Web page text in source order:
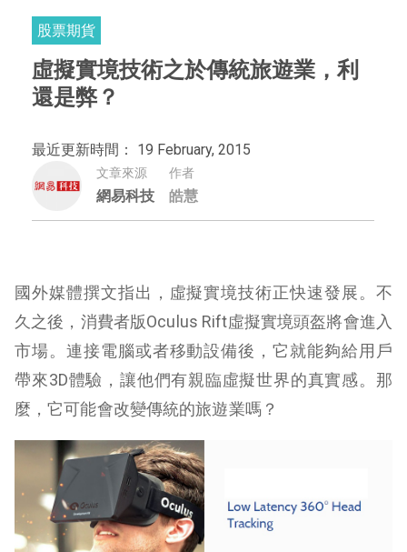
股票期貨
虛擬實境技術之於傳統旅遊業，利
還是弊？
最近更新時間： 19 February, 2015
文章來源
網易科技
作者
皓慧
國外媒體撰文指出，虛擬實境技術正快速發展。不
久之後，消費者版Oculus Rift虛擬實境頭盔將會進入
市場。連接電腦或者移動設備後，它就能夠給用戶
帶來3D體驗，讓他們有親臨虛擬世界的真實感。那
麼，它可能會改變傳統的旅遊業嗎？